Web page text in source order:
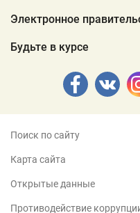
Электронное
Будьте в курсе
Поиск по сайту
Карта сайта
Открытые данные
Противодействие